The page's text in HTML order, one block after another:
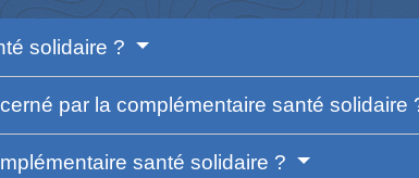
solidaire ?
par la complémentaire santé solidaire
santé solidaire ?